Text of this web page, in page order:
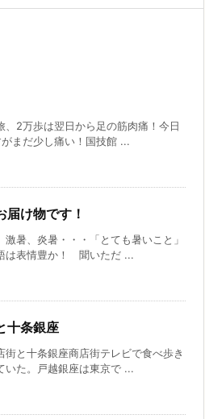
、2万歩は翌日から足の筋肉痛！今日
まだ少し痛い！国技館 ...
届け物です！
激暑、炎暑・・・「とても暑いこと」
は表情豊か！ 聞いただ ...
十条銀座
街と十条銀座商店街テレビで食べ歩き
いた。戸越銀座は東京で ...